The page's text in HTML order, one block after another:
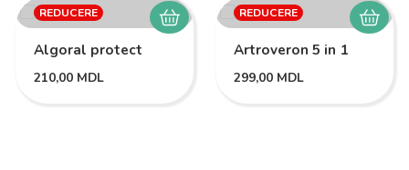
REDUCERE
Algoral protect
210,00 MDL
REDUCERE
Artroveron 5 in 1
299,00 MDL